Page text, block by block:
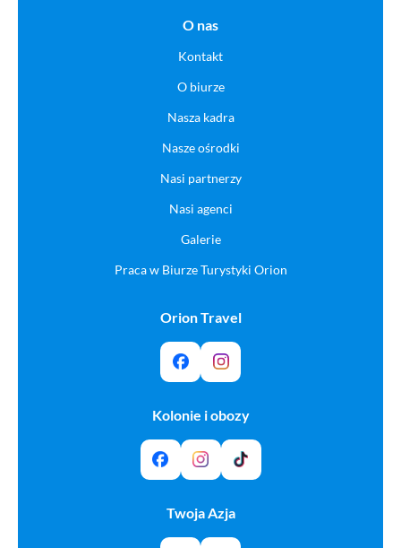
O nas
Kontakt
O biurze
Nasza kadra
Nasze ośrodki
Nasi partnerzy
Nasi agenci
Galerie
Praca w Biurze Turystyki Orion
Orion Travel
Kolonie i obozy
Twoja Azja